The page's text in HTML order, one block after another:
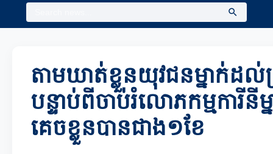
តាមឃាត់ខ្លួនយុវជនម្នាក់
បន្ទាប់ពីចាប់រំលោភកម្មការីនី
គេចខ្លួនបានជាង១ខែ